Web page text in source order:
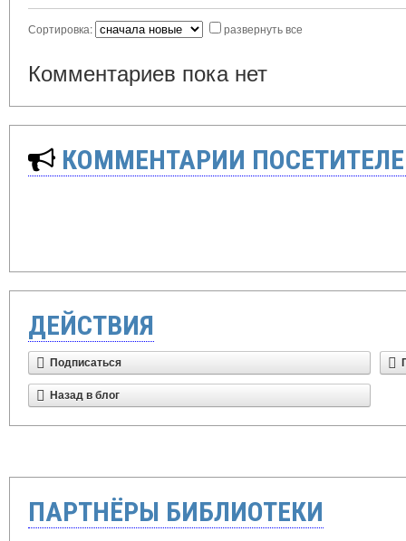
Сортировка: развернуть все
Комментариев пока нет
КОММЕНТАРИИ
ДЕЙСТВИЯ
Подписаться
Назад в блог
ПАРТНЁРЫ БИБЛИОТЕКИ